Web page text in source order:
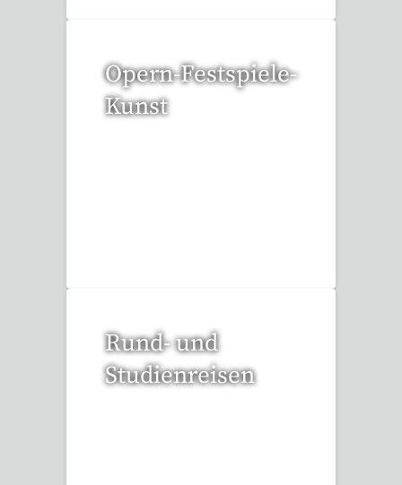
Opern-Festspiele-
Kunst
Rund- und
Studienreisen